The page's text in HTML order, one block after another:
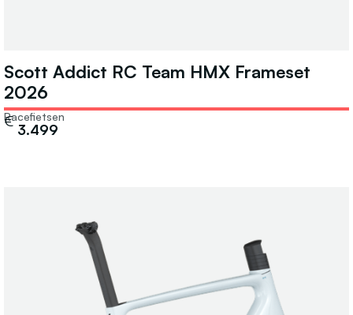
Scott Addict RC Team HMX Frameset
2026
Racefietsen
3.499
€